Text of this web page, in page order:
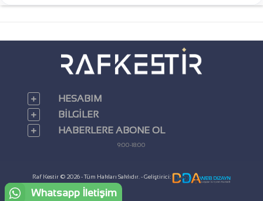
HESABIM
BILGILER
HABERLERE ABONE OL
9:00-18:00
Raf Kestir © 2026 - Tüm Hakları Saklıdır. - Geliştirici:
Whatsapp İletişim